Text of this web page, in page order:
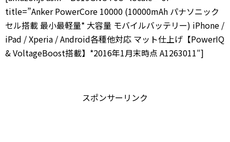
title=”Anker PowerCore 10000 (10000mAh パナソニック
セル搭載 最小最軽量* 大容量 モバイルバッテリー) iPhone /
iPad / Xperia / Android各種他対応 マット仕上げ【PowerIQ
& VoltageBoost搭載】*2016年1月末時点 A1263011″]
スポンサーリンク